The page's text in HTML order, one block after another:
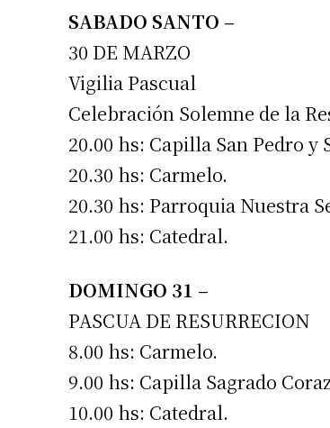
SABADO SANTO –
30 DE MARZO
Vigilia Pascual
Celebración Solemne de la
20.00 hs: Capilla San Pedro y
20.30 hs: Carmelo.
20.30 hs: Parroquia Nuestra
21.00 hs: Catedral.
DOMINGO 31 –
PASCUA DE RESURRECION
8.00 hs: Carmelo.
9.00 hs: Capilla Sagrado
10.00 hs: Catedral.